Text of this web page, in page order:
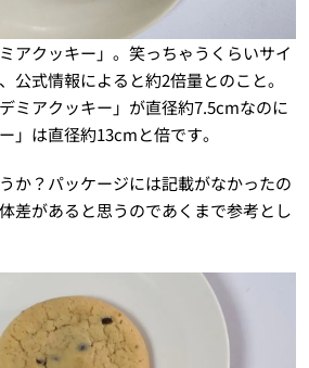
アクッキー」。笑っちゃうくらいサイ
公式情報によると約2倍量とのこと。
ミアクッキー」が直径約7.5cmなのに
」は直径約13cmと倍です。
か？パッケージには記載がなかったの
差があると思うのであくまで参考とし